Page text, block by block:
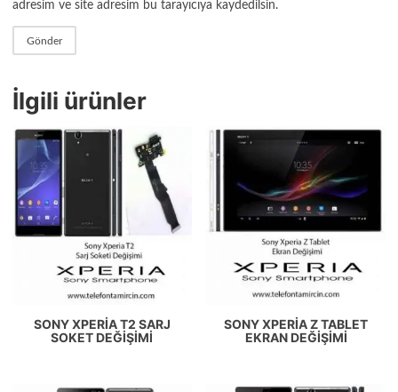
adresim ve site adresim bu tarayıcıya kaydedilsin.
İlgili ürünler
SONY XPERIA T2 SARJ
SOKET DEĞIŞIMI
SONY XPERIA Z TABLET
EKRAN DEĞIŞIMI